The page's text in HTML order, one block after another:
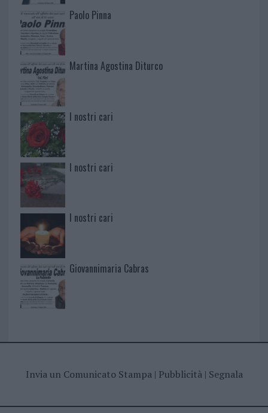
Paolo Pinna
Martina Agostina Diturco
I nostri cari
I nostri cari
I nostri cari
Giovannimaria Cabras
Invia un Comunicato Stampa| Pubblicità| Segnala